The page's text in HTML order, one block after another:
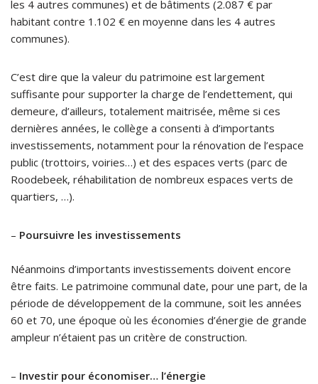
les 4 autres communes) et de bâtiments (2.087 € par
habitant contre 1.102 € en moyenne dans les 4 autres
communes).
C’est dire que la valeur du patrimoine est largement
suffisante pour supporter la charge de l’endettement, qui
demeure, d’ailleurs, totalement maitrisée, même si ces
dernières années, le collège a consenti à d’importants
investissements, notamment pour la rénovation de l’espace
public (trottoirs, voiries…) et des espaces verts (parc de
Roodebeek, réhabilitation de nombreux espaces verts de
quartiers, …).
– Poursuivre les investissements
Néanmoins d’importants investissements doivent encore
être faits. Le patrimoine communal date, pour une part, de la
période de développement de la commune, soit les années
60 et 70, une époque où les économies d’énergie de grande
ampleur n’étaient pas un critère de construction.
– Investir pour économiser… l’énergie